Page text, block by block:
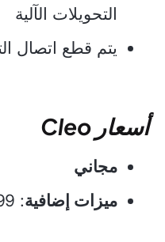
التحويلات الآلية
يتم قطع اتصال
أسعار Cleo
مجاني
ميزات إضافية: 5.99 دولار شهريًا